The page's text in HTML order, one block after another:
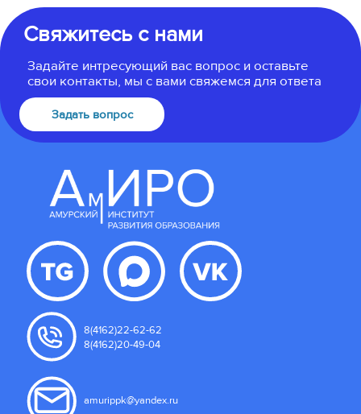
Свяжитесь с нами
Задайте интресующий вас вопрос и оставьте
свои контакты, мы с вами свяжемся для ответа
Задать вопрос
8(4162)22-62-62
8(4162)20-49-04
amurippk@yandex.ru